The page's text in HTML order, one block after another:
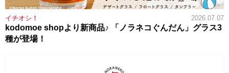
イチオシ！ 2026.07.07
kodomoe shopより新商品♪ 「ノラネコぐんだん」グラス3
種が登場！